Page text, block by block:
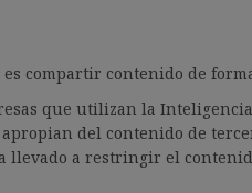
compartir contenido de
que utilizan la
del contenido de
llevado a restringir el